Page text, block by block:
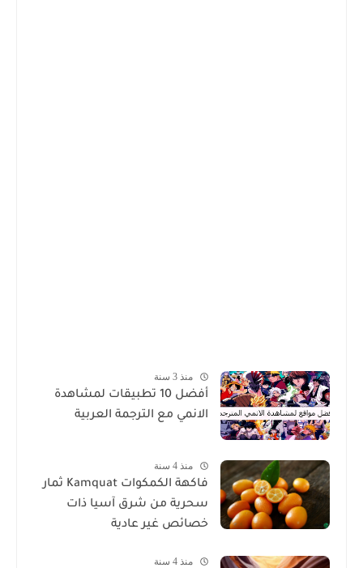
منذ 3 سنة
أفضل 10 تطبيقات لمشاهدة
الانمي مع الترجمة العربية
منذ 4 سنة
فاكهة الكمكوات Kamquat ثمار
سحرية من شرق آسيا ذات
خصائص غير عادية
منذ 4 سنة